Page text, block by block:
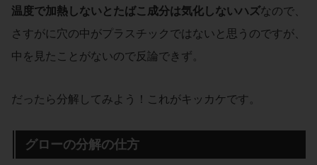
温度で加熱しないとたばこ成分は気化しないハズなので、
さすがに穴の中がプラスチックではないと思うのですが、
中を見たことがないので反論できず。
だったら分解してみよう！これがキッカケです。
グローの分解の仕方